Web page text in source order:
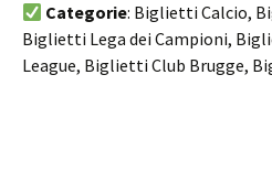
Categorie: Biglietti Calcio,
Biglietti Lega dei Campioni,
League, Biglietti Club Brugge,